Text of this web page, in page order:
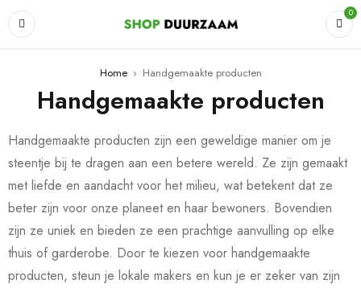
0
Home › Handgemaakte producten
Handgemaakte producten
Handgemaakte producten zijn een geweldige manier om je
steentje bij te dragen aan een betere wereld. Ze zijn gemaakt
met liefde en aandacht voor het milieu, wat betekent dat ze
beter zijn voor onze planeet en haar bewoners. Bovendien
zijn ze uniek en bieden ze een prachtige aanvulling op elke
thuis of garderobe. Door te kiezen voor handgemaakte
producten, steun je lokale makers en kun je er zeker van zijn